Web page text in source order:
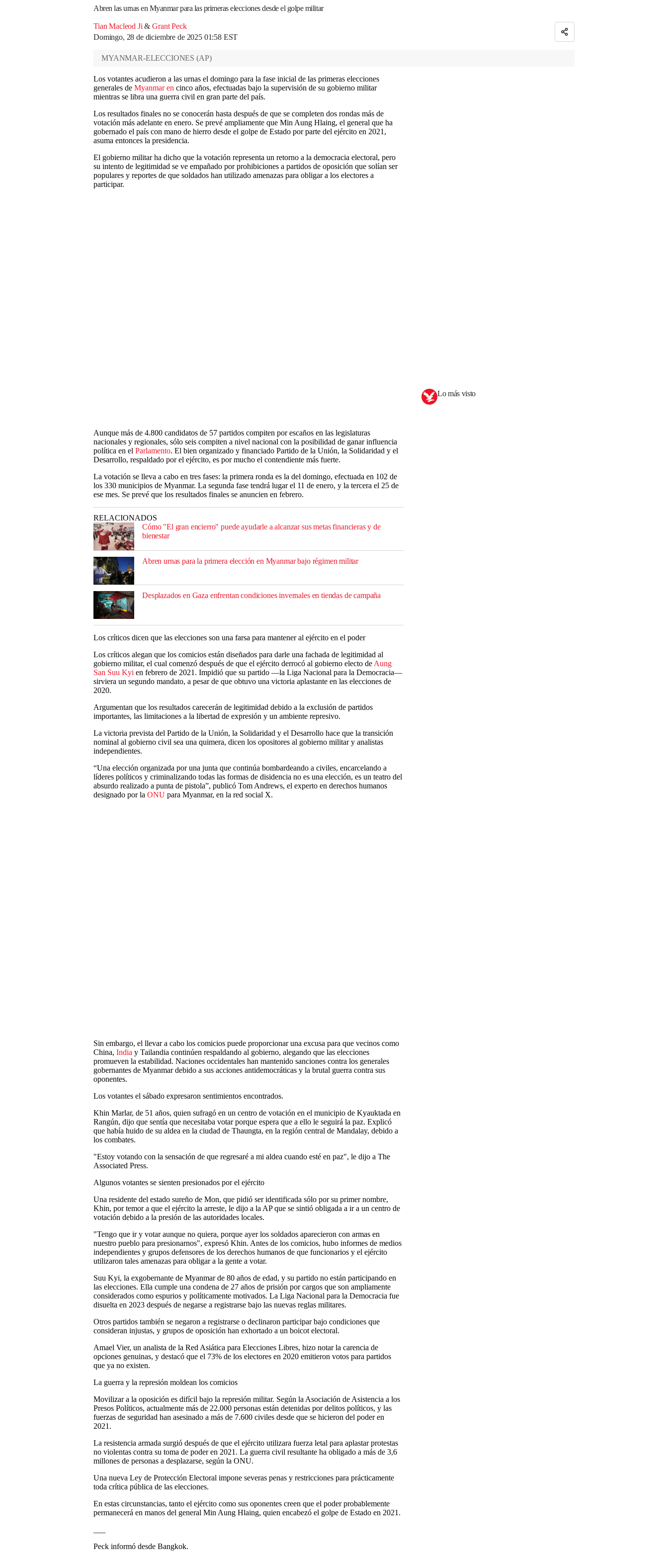
Abren las urnas en Myanmar para las primeras elecciones desde el golpe militar
Tian Macleod Ji & Grant Peck
Domingo, 28 de diciembre de 2025 01:58 EST
MYANMAR-ELECCIONES (AP)
Los votantes acudieron a las urnas el domingo para la fase inicial de las primeras elecciones
generales de Myanmar en cinco años, efectuadas bajo la supervisión de su gobierno militar
mientras se libra una guerra civil en gran parte del país.
Los resultados finales no se conocerán hasta después de que se completen dos rondas más de
votación más adelante en enero. Se prevé ampliamente que Min Aung Hlaing, el general que ha
gobernado el país con mano de hierro desde el golpe de Estado por parte del ejército en 2021,
asuma entonces la presidencia.
El gobierno militar ha dicho que la votación representa un retorno a la democracia electoral, pero
su intento de legitimidad se ve empañado por prohibiciones a partidos de oposición que solían ser
populares y reportes de que soldados han utilizado amenazas para obligar a los electores a
participar.
Aunque más de 4.800 candidatos de 57 partidos compiten por escaños en las legislaturas
nacionales y regionales, sólo seis compiten a nivel nacional con la posibilidad de ganar influencia
política en el Parlamento. El bien organizado y financiado Partido de la Unión, la Solidaridad y el
Desarrollo, respaldado por el ejército, es por mucho el contendiente más fuerte.
La votación se lleva a cabo en tres fases: la primera ronda es la del domingo, efectuada en 102 de
los 330 municipios de Myanmar. La segunda fase tendrá lugar el 11 de enero, y la tercera el 25 de
ese mes. Se prevé que los resultados finales se anuncien en febrero.
RELACIONADOS
Cómo "El gran encierro" puede ayudarle a alcanzar sus metas financieras y de
bienestar
Abren urnas para la primera elección en Myanmar bajo régimen militar
Desplazados en Gaza enfrentan condiciones invernales en tiendas de campaña
Los críticos dicen que las elecciones son una farsa para mantener al ejército en el poder
Los críticos alegan que los comicios están diseñados para darle una fachada de legitimidad al
gobierno militar, el cual comenzó después de que el ejército derrocó al gobierno electo de Aung
San Suu Kyi en febrero de 2021. Impidió que su partido —la Liga Nacional para la Democracia—
sirviera un segundo mandato, a pesar de que obtuvo una victoria aplastante en las elecciones de
2020.
Argumentan que los resultados carecerán de legitimidad debido a la exclusión de partidos
importantes, las limitaciones a la libertad de expresión y un ambiente represivo.
La victoria prevista del Partido de la Unión, la Solidaridad y el Desarrollo hace que la transición
nominal al gobierno civil sea una quimera, dicen los opositores al gobierno militar y analistas
independientes.
“Una elección organizada por una junta que continúa bombardeando a civiles, encarcelando a
líderes políticos y criminalizando todas las formas de disidencia no es una elección, es un teatro del
absurdo realizado a punta de pistola”, publicó Tom Andrews, el experto en derechos humanos
designado por la ONU para Myanmar, en la red social X.
Sin embargo, el llevar a cabo los comicios puede proporcionar una excusa para que vecinos como
China, India y Tailandia continúen respaldando al gobierno, alegando que las elecciones
promueven la estabilidad. Naciones occidentales han mantenido sanciones contra los generales
gobernantes de Myanmar debido a sus acciones antidemocráticas y la brutal guerra contra sus
oponentes.
Los votantes el sábado expresaron sentimientos encontrados.
Khin Marlar, de 51 años, quien sufragó en un centro de votación en el municipio de Kyauktada en
Rangún, dijo que sentía que necesitaba votar porque espera que a ello le seguirá la paz. Explicó
que había huido de su aldea en la ciudad de Thaungta, en la región central de Mandalay, debido a
los combates.
"Estoy votando con la sensación de que regresaré a mi aldea cuando esté en paz", le dijo a The
Associated Press.
Algunos votantes se sienten presionados por el ejército
Una residente del estado sureño de Mon, que pidió ser identificada sólo por su primer nombre,
Khin, por temor a que el ejército la arreste, le dijo a la AP que se sintió obligada a ir a un centro de
votación debido a la presión de las autoridades locales.
"Tengo que ir y votar aunque no quiera, porque ayer los soldados aparecieron con armas en
nuestro pueblo para presionarnos", expresó Khin. Antes de los comicios, hubo informes de medios
independientes y grupos defensores de los derechos humanos de que funcionarios y el ejército
utilizaron tales amenazas para obligar a la gente a votar.
Suu Kyi, la exgobernante de Myanmar de 80 años de edad, y su partido no están participando en
las elecciones. Ella cumple una condena de 27 años de prisión por cargos que son ampliamente
considerados como espurios y políticamente motivados. La Liga Nacional para la Democracia fue
disuelta en 2023 después de negarse a registrarse bajo las nuevas reglas militares.
Otros partidos también se negaron a registrarse o declinaron participar bajo condiciones que
consideran injustas, y grupos de oposición han exhortado a un boicot electoral.
Amael Vier, un analista de la Red Asiática para Elecciones Libres, hizo notar la carencia de
opciones genuinas, y destacó que el 73% de los electores en 2020 emitieron votos para partidos
que ya no existen.
La guerra y la represión moldean los comicios
Movilizar a la oposición es difícil bajo la represión militar. Según la Asociación de Asistencia a los
Presos Políticos, actualmente más de 22.000 personas están detenidas por delitos políticos, y las
fuerzas de seguridad han asesinado a más de 7.600 civiles desde que se hicieron del poder en
2021.
La resistencia armada surgió después de que el ejército utilizara fuerza letal para aplastar protestas
no violentas contra su toma de poder en 2021. La guerra civil resultante ha obligado a más de 3,6
millones de personas a desplazarse, según la ONU.
Una nueva Ley de Protección Electoral impone severas penas y restricciones para prácticamente
toda crítica pública de las elecciones.
En estas circunstancias, tanto el ejército como sus oponentes creen que el poder probablemente
permanecerá en manos del general Min Aung Hlaing, quien encabezó el golpe de Estado en 2021.
Peck informó desde Bangkok.
Lo más visto